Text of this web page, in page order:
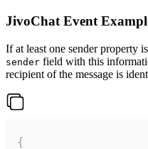
JivoChat Event
If at least one sender property
sender field with this
recipient of the message is
{